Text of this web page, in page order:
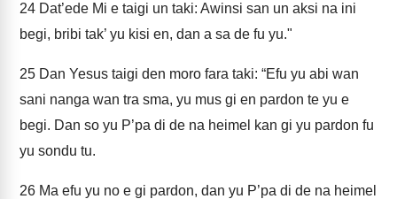
24 Dat’ede Mi e taigi un taki: Awinsi san un aksi na ini
begi, bribi tak’ yu kisi en, dan a sa de fu yu."
25 Dan Yesus taigi den moro fara taki: “Efu yu abi wan
sani nanga wan tra sma, yu mus gi en pardon te yu e
begi. Dan so yu P’pa di de na heimel kan gi yu pardon fu
yu sondu tu.
26 Ma efu yu no e gi pardon, dan yu P’pa di de na heimel